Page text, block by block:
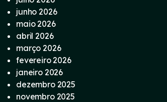
junho 2026
maio 2026
abril 2026
março 2026
fevereiro 2026
janeiro 2026
dezembro 2025
novembro 2025